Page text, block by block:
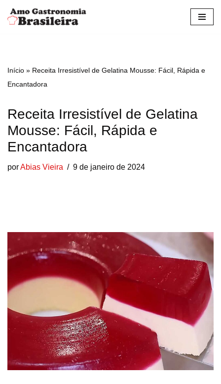
Pular
conteúdo
Início » Receita Irresistível de Gelatina Mousse: Fácil, Rápida e
Encantadora
Receita Irresistível de Gelatina
Mousse: Fácil, Rápida e
Encantadora
porAbias Vieira 9 de janeiro de 2024